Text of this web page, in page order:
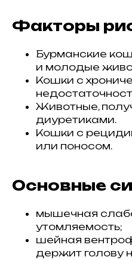
Факторы
Бурманские
и молодые
Кошки с
Животные,
диуретиками.
Кошки с
или поносом.
Основные
мышечная
утомляемость;
шейная
держит голову